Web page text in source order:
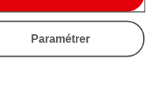
Solutions
Location de TPE
Nos cartes Affaires
Paramétrer